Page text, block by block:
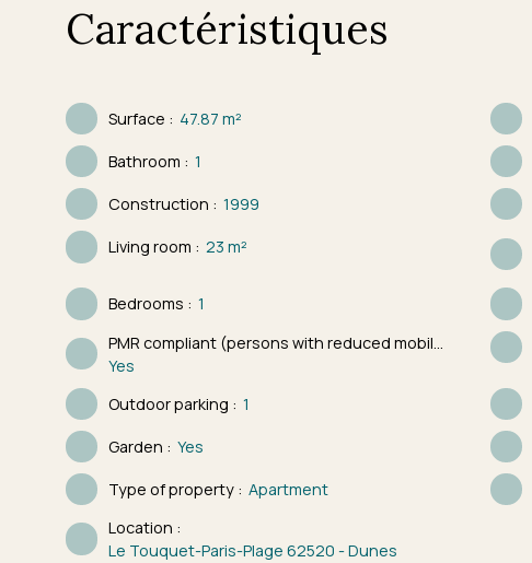
Caractéristiques
Surface : 47.87m²
Bathroom : 1
Construction : 1999
Living room : 23m²
Bedrooms : 1
Yes
Outdoor parking : 1
Garden : Yes
Type of property : Apartment
Location :
Le Touquet-Paris-Plage 62520 - Dunes